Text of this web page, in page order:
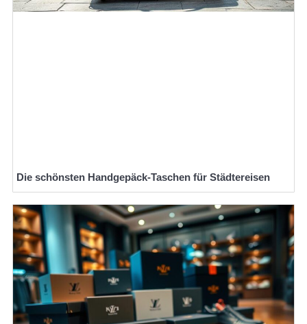
Die schönsten Handgepäck-Taschen für Städtereisen